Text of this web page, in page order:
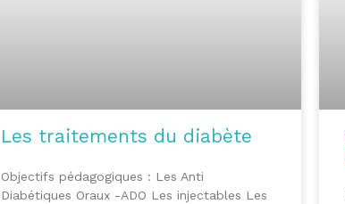
Les traitements du diabète
Objectifs pédagogiques : Les Anti
Diabétiques Oraux -ADO Les injectables Les